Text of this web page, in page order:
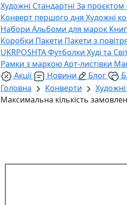
Художні Стандартні За проєктом
Конверт першого дня Художні
Набори Альбоми для марок
Коробки Пакети Пакети з
UKRPOSHTAФутболки Худі та
Рамки з маркоюАрт-листівки
Акції
Новини Блог
Головна
Конверти
Максимальна кількість